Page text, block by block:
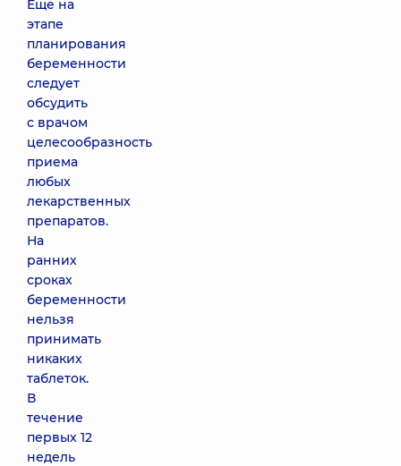
Еще на
этапе
планирования
беременности
следует
обсудить
с врачом
целесообразность
приема
любых
лекарственных
препаратов.
На
ранних
сроках
беременности
нельзя
принимать
никаких
таблеток.
В
течение
первых 12
недель